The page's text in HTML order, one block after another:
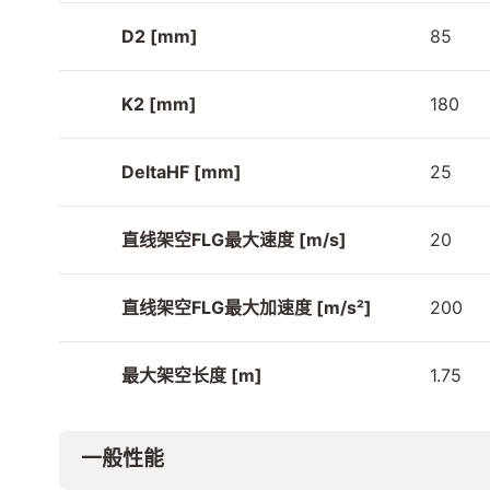
D2 [mm] 85
K2 [mm] 180
DeltaHF [mm] 25
直线架空FLG最大速度 [m/s] 20
直线架空FLG最大加速度 [m/s²] 200
最大架空长度 [m] 1.75
一般性能